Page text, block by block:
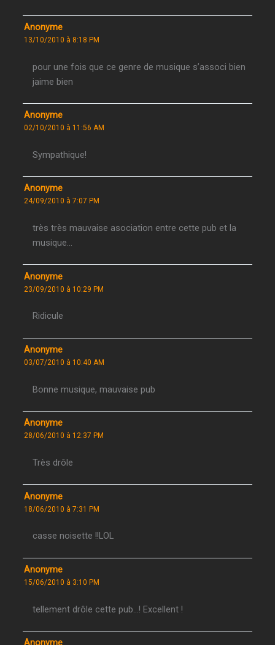
Anonyme
13/10/2010 à 8:18 PM
pour une fois que ce genre de musique s’associ bien
jaime bien
Anonyme
02/10/2010 à 11:56 AM
Sympathique!
Anonyme
24/09/2010 à 7:07 PM
très très mauvaise asociation entre cette pub et la
musique…
Anonyme
23/09/2010 à 10:29 PM
Ridicule
Anonyme
03/07/2010 à 10:40 AM
Bonne musique, mauvaise pub
Anonyme
28/06/2010 à 12:37 PM
Très drôle
Anonyme
18/06/2010 à 7:31 PM
casse noisette !!LOL
Anonyme
15/06/2010 à 3:10 PM
tellement drôle cette pub…! Excellent !
Anonyme